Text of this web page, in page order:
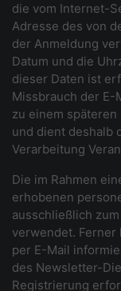
die vom Internet-
Adresse des von
der Anmeldung
Datum und die
dieser Daten ist
Missbrauch der
zu einem
und dient deshalb
Verarbeitung
Die im Rahmen
erhobenen
ausschließlich
verwendet.
per E-Mail
des Newsletter-
Registrierung